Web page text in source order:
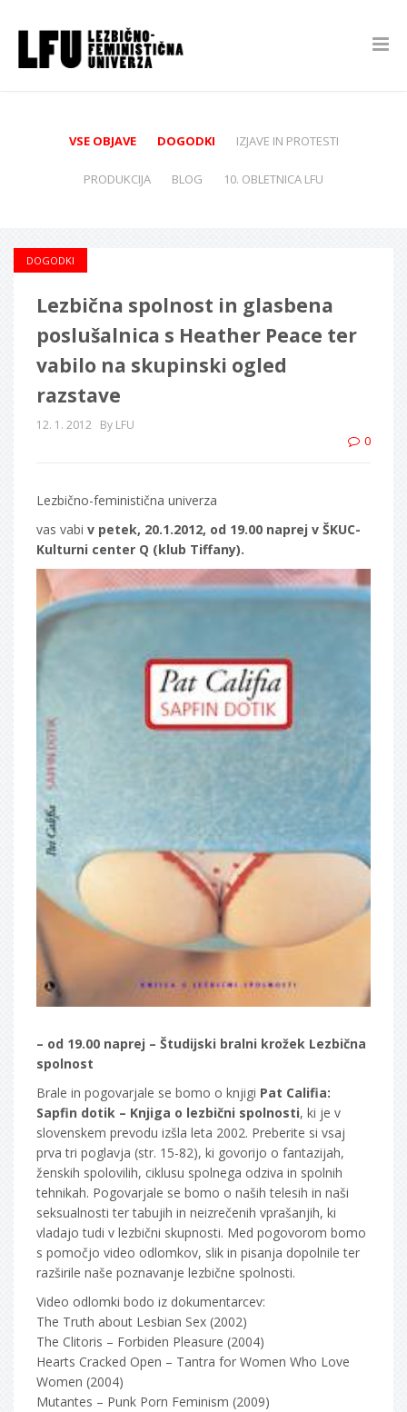
VSE OBJAVE DOGODKI IZJAVE IN PROTESTI
PRODUKCIJA BLOG 10. OBLETNICA LFU
DOGODKI
Lezbična spolnost in glasbena
poslušalnica s Heather Peace ter
vabilo na skupinski ogled
razstave
12. 1. 2012 By LFU
0
Lezbično-feministična univerza
vas vabi v petek, 20.1.2012, od 19.00 naprej v ŠKUC-
Kulturni center Q (klub Tiffany).
– od 19.00 naprej – Študijski bralni krožek Lezbična
spolnost
Brale in pogovarjale se bomo o knjigi Pat Califia:
Sapfin dotik – Knjiga o lezbični spolnosti, ki je v
slovenskem prevodu izšla leta 2002. Preberite si vsaj
prva tri poglavja (str. 15-82), ki govorijo o fantazijah,
ženskih spolovilih, ciklusu spolnega odziva in spolnih
tehnikah. Pogovarjale se bomo o naših telesih in naši
seksualnosti ter tabujih in neizrečenih vprašanjih, ki
vladajo tudi v lezbični skupnosti. Med pogovorom bomo
s pomočjo video odlomkov, slik in pisanja dopolnile ter
razširile naše poznavanje lezbične spolnosti.
Video odlomki bodo iz dokumentarcev:
The Truth about Lesbian Sex (2002)
The Clitoris – Forbiden Pleasure (2004)
Hearts Cracked Open – Tantra for Women Who Love
Women (2004)
Mutantes – Punk Porn Feminism (2009)